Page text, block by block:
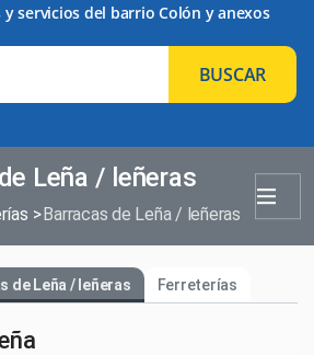
y servicios del barrio Colón y anexos
BUSCAR
Leña / leñeras
Barracas de Leña / leñeras
de Leña / leñeras Ferreterías